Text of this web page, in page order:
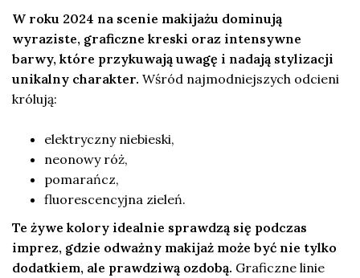
W roku 2024 na scenie makijażu dominują
wyraziste, graficzne kreski oraz intensywne
barwy, które przykuwają uwagę i nadają stylizacji
unikalny charakter. Wśród najmodniejszych odcieni
królują:
elektryczny niebieski,
neonowy róż,
pomarańcz,
fluorescencyjna zieleń.
Te żywe kolory idealnie sprawdzą się podczas
imprez, gdzie odważny makijaż może być nie tylko
dodatkiem, ale prawdziwą ozdobą. Graficzne linie